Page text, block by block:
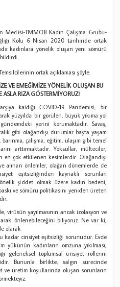
Meclisi-TMMOB Kadın Çalışma Grubu-
Kolu 6 Nisan 2020 tarihinde ortak
kadınlara yönelik oluşan yeni sömürü
ortak açıklaması şöyle:
VE EMEĞİMİZE YÖNELİK OLUŞAN BU
ASLA RIZA GÖSTERMİYORUZ!
kaldığı COVID-19 Pandemisi, bir
yüzyılda bir görülen, büyük yıkıma yol
yerini korumaktadır. Savaş,
gibi olağandışı durumlar başta yaşam
çalışma, eğitim, ulaşım gibi temel
arttırmaktadır. Yoksullar, mülteciler,
en çok etkilenen kesimlerdir. Olağandışı
alınan önlemler, olağan dönemlerde de
eşitsizliğinden kaynaklı sorunları
şiddet olmak üzere kadın bedeni,
ve sömürü politikasını yeniden üreten
virüsün yayılmasının ancak izolasyon ve
önlenebileceğini biliyoruz. Ne var ki,
olarak
kadar cinsiyet eşitsizliği sorunudur. Evde
kadınların omzuna yıkılması,
geleneksel toplumsal cinsiyet rollerini
Bununla birlikte, salgın sürecinde
üretim koşullarında oluşan sorunların